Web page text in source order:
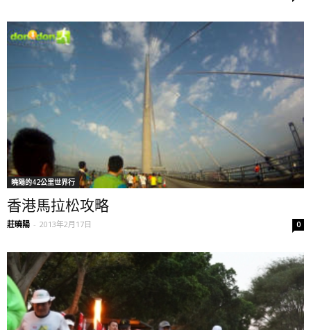
曉陽的42公里世界行
香港馬拉松攻略
莊曉陽 - 2013年2月17日 0